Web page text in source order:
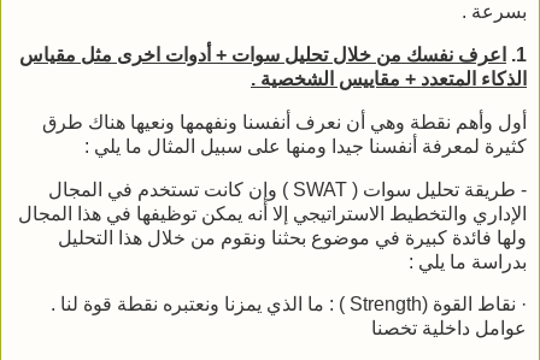
بسرعة .
1.
اعرف نفسك من خلال تحليل سوات + أدوات اخرى مثل مقياس
الذكاء المتعدد + مقاييس الشخصية .
أول وأهم نقطة وهي أن نعرف أنفسنا ونفهمها ونعيها هناك طرق
كثيرة لمعرفة أنفسنا جيدا ومنها على سبيل المثال ما يلي :
- طريقة تحليل سوات ( SWAT ) وإن كانت تستخدم في المجال
الإداري والتخطيط الاستراتيجي إلا أنه يمكن توظيفها في هذا المجال
ولها فائدة كبيرة في موضوع بحثنا ونقوم من خلال هذا التحليل
بدراسة ما يلي :
· نقاط القوة (Strength ) : ما الذي يمزنا ونعتبره نقطة قوة لنا .
عوامل داخلية تخصنا